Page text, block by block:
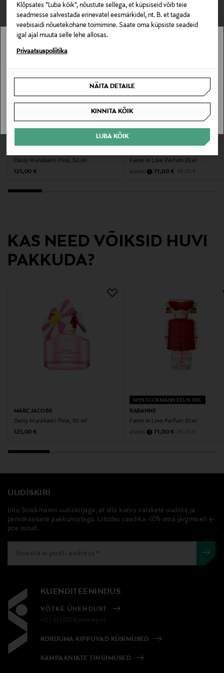
Klõpsates "Luba kõik", nõustute sellega, et küpsiseid võib teie
seadmesse salvestada erinevatel eesmärkidel, nt. B. et tagada
veebisaidi nõuetekohane toimimine. Saate oma küpsiste seadeid
igal ajal muuta selle lehe allosas.
Privaatsuspoliitika
NÄITA DETAILE
KINNITA KÕIK
LUBA KÕIK
Tualettvesi, Lilleline lõhn
Tooteseeria
Daisy Love
Värv
Tootjamaa
SAKSAMAA
Tootja
Marc Jacobs International France
20 Rue Vivienne, 75002 Paris, France
Digitaalne aadress
customerservice@marcjacobs.com
avamata originaalpakendis.
E-POE TAGASTUSED
Daisy Murakami Pink, 50 ml
Original Price
125,00 €
Fame In Love Parfum Elixir
alates
Discounted Price
71,00 € Original Price
88,00 €
KAS NEED VÕIKSID HUVI
PAKKUDA?
MARC JACOBS
Daisy Murakami Pink, 50 ml
Original Price
125,00 €
MYSTOCKMANN EELIS 19%
RABANNE
Fame In Love Parfum Elixir
alates
Discounted Price
71,00 € Original Price
88,00 €
UUDISKIRI
Liitu Stockmanni uudiskirjaga, et olla kursis värskete uudiste ja
personaalsete pakkumistega. Liitudes saad ka -10% oma järgmiselt e-
poe ostult.
KLIENDITEENINDUS
VÕTKE ÜHENDUST
+372 6339539(pvm/mpm)
KORDUMA KIPPUVAD KÜSIMUSED
KAMPAANIATE TINGIMUSED
Stockmann pole Sinu riigis saadaval.
SAAN ARU